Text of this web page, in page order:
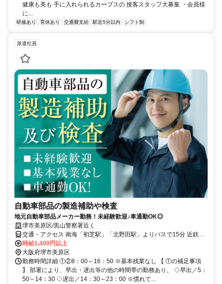
健康も美も 手に入れられるカーブスの 接客スタッフ大募集 ・会員様
に...
研修あり 育休あり 交通費支給 駅近5分以内 シフト制
派遣社員
自動車部品の製造補助や検査
地元自動車部品メーカー勤務！未経験歓迎♪車通勤OK◎
堺市美原区/黒山警察署近く
交通・アクセス 南海「初芝駅」「北野田駅」よりバスで15分 近鉄
「河内松原駅」よりバスで15分
時給1,400円以上
大阪府堺市美原区
勤務時間詳細 ①②8：00～16：50 ※基本残業なし 【 ①の補足事項
】 部署により、早出・遅出等の他の時間帯の勤務あり。 ◇早出／5：
50～14：30 ◇遅出／14：30～23：00 ※慣れて...